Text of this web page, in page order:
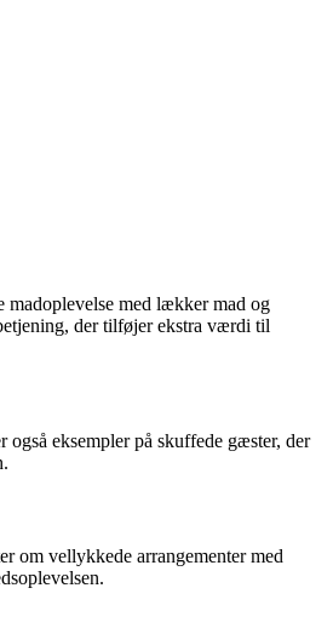
madoplevelse med lækker mad og
der tilføjer ekstra værdi til
også eksempler på skuffede gæster, der
om vellykkede arrangementer med